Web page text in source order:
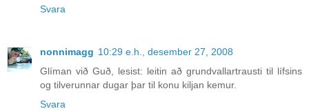
Svara
nonnimagg 10:29 e.h., desember 27, 2008
Glíman við Guð, lesist: leitin að grundvallartrausti til lífsins
og tilverunnar dugar þar til konu kiljan kemur.
Svara